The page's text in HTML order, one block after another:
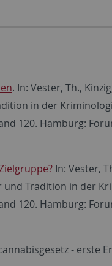
. In: Vester, Th.,
in der
120. Hamburg:
In: Vester,
und Tradition in der
120. Hamburg:
- erste